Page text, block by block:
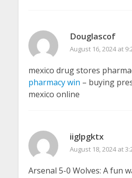
Douglascof
August 16, 2024 at
mexico drug stores
pharmacy win – buying
mexico online
iiglpgktx
August 18, 2024 at
Arsenal 5-0 Wolves: A fun